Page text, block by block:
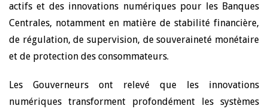
actifs et des innovations numériques pour les Banques
Centrales, notamment en matière de stabilité financière,
de régulation, de supervision, de souveraineté monétaire
et de protection des consommateurs.
Les Gouverneurs ont relevé que les innovations
numériques transforment profondément les systèmes